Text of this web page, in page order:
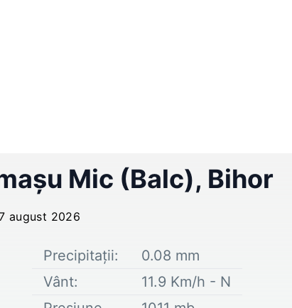
Mic (Balc), Bihor
august 2026
Precipitații: 0.08 mm
Vânt:
11.9 Km/h - N